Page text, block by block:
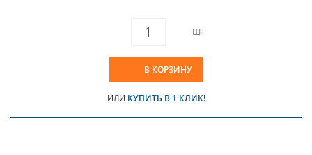
ШТ
В КОРЗИНУ
ИЛИ КУПИТЬ В 1 КЛИК!